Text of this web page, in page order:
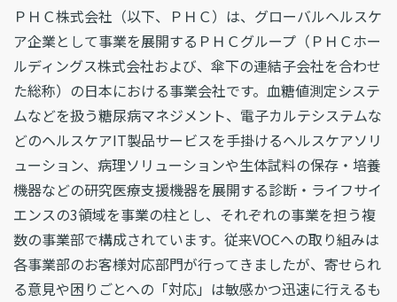
ＰＨＣ株式会社（以下、ＰＨＣ）は、グローバルヘルスケ
ア企業として事業を展開するＰＨＣグループ（ＰＨＣホー
ルディングス株式会社および、傘下の連結子会社を合わせ
た総称）の日本における事業会社です。血糖値測定システ
ムなどを扱う糖尿病マネジメント、電子カルテシステムな
どのヘルスケアIT製品サービスを手掛けるヘルスケアソリ
ューション、病理ソリューションや生体試料の保存・培養
機器などの研究医療支援機器を展開する診断・ライフサイ
エンスの3領域を事業の柱とし、それぞれの事業を担う複
数の事業部で構成されています。従来VOCへの取り組みは
各事業部のお客様対応部門が行ってきましたが、寄せられ
る意見や困りごとへの「対応」は敏感かつ迅速に行えるも